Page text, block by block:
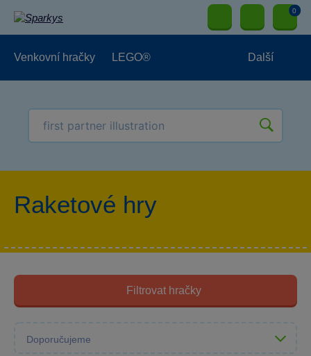
0
Venkovní hračky LEGO® Další
Raketové hry
Filtrovat hračky